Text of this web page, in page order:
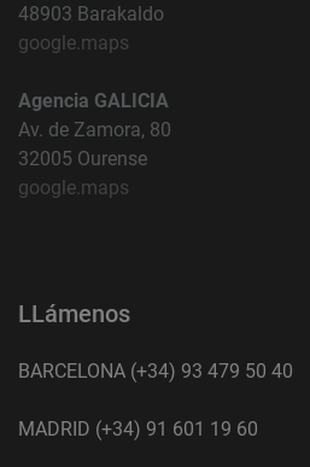
48903 Barakaldo
google.maps
Agencia GALICIA
Av. de Zamora, 80
32005 Ourense
google.maps
LLámenos
BARCELONA (+34) 93 479 50 40
MADRID (+34) 91 601 19 60